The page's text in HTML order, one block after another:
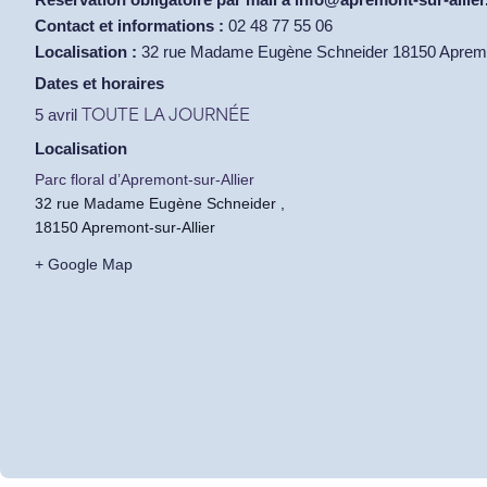
Contact et informations : 02 48 77 55 06
Localisation : 32 rue Madame Eugène Schneider 18150
Dates et horaires
5 avril TOUTE LA JOURNÉE
Localisation
Parc floral d’Apremont-sur-Allier
32 rue Madame Eugène Schneider ,
18150 Apremont-sur-Allier
+ Google Map